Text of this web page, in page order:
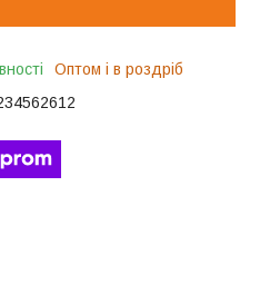
Оптом і в роздріб